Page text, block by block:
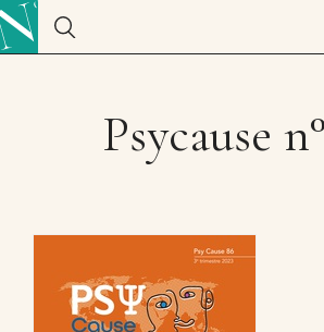
Psycause